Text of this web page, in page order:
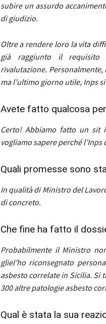
subire un assurdo
di giudizio.
Oltre a rendere loro la vita
già raggiunto il
rivalutazione.
ma l’ultimo giorno utile, Inps
Avete fatto qualcosa
Certo! Abbiamo fatto un sit
vogliamo sapere perché
Quali promesse sono
In qualità di Ministro del
di concreto.
Che fine ha fatto il
Probabilmente il Ministro
gliel’horiconsegnato
asbesto correlate in Sicilia. Si
300 altre patologie asbesto
Qual è stata la sua